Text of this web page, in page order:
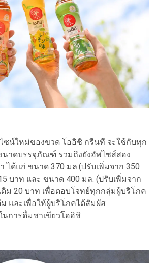
ใหม่ของขวด โออิชิ กรีนที จะใช้กับทุก
าดบรรจุภัณฑ์ รวมถึงยังอัพไซส์สอง
ด้แก่ ขนาด 370 มล.(ปรับเพิ่มจาก 350
บาท และ ขนาด 400 มล. (ปรับเพิ่มจาก
ดิม 20 บาท เพื่อตอบโจทย์ทุกกลุ่มผู้บริโภค
และเพื่อให้ผู้บริโภคได้สัมผัส
การดื่มชาเขียวโออิชิ